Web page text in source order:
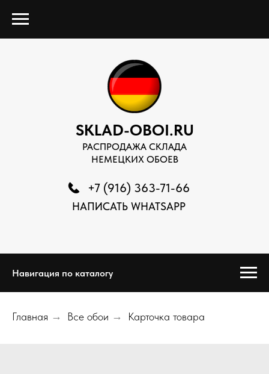
SKLAD-OBOI.RU
РАСПРОДАЖА СКЛАДА
НЕМЕЦКИХ ОБОЕВ
+7 (916) 363-71-66
НАПИСАТЬ WHATSAPP
Навигация по каталогу
Главная → Все обои → Карточка товара